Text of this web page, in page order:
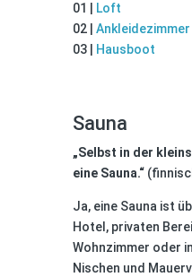
01 |
Loft
02 | Ankleidezimmer
03 |
Hausboot
Sauna
„Selbst in der
eine Sauna.“
Ja, eine Sauna ist
Hotel, privaten
Wohnzimmer oder
Nischen und